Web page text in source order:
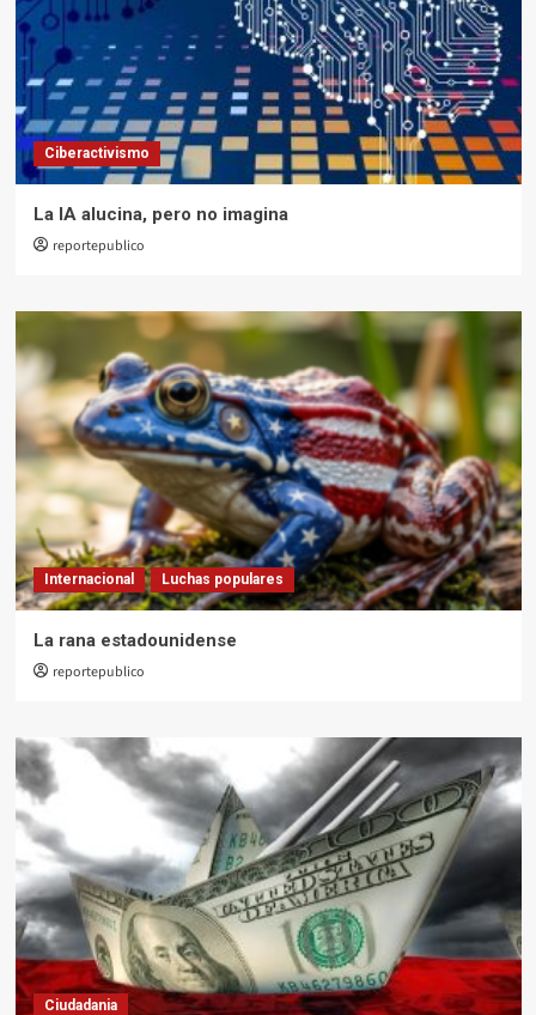
Ciberactivismo
La IA alucina, pero no imagina
reportepublico
Internacional Luchas populares
La rana estadounidense
reportepublico
Ciudadania